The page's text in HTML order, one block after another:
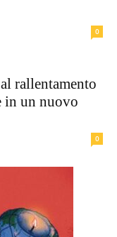
0
rallentamento
in un nuovo
0